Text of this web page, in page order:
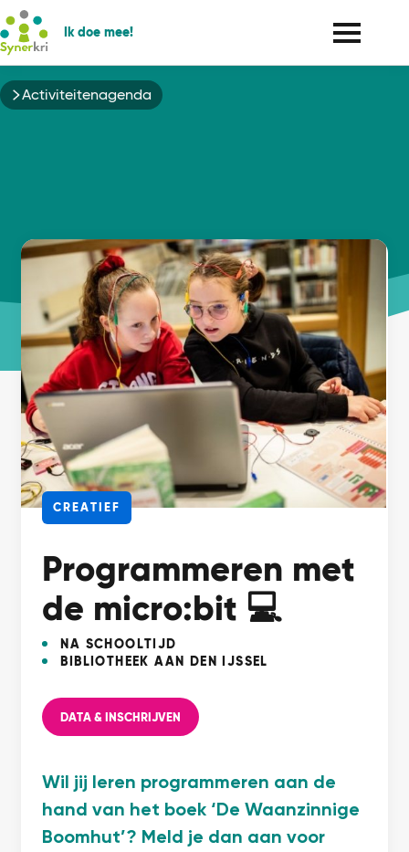
Ik doe mee!
Kruimelpad
Activiteitenagenda
CREATIEF
Programmeren met
de micro:bit 💻
NA SCHOOLTIJD
BIBLIOTHEEK AAN DEN IJSSEL
DATA & INSCHRIJVEN
Wil jij leren programmeren aan de
hand van het boek ‘De Waanzinnige
Boomhut’? Meld je dan aan voor